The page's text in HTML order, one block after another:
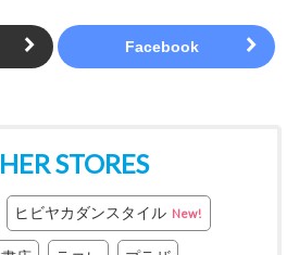
STORES
ヒビヤカダンスタイル New!